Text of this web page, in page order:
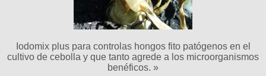
Iodomix plus para controlas hongos fito patógenos en el
cultivo de cebolla y que tanto agrede a los microorganismos
benéficos. »